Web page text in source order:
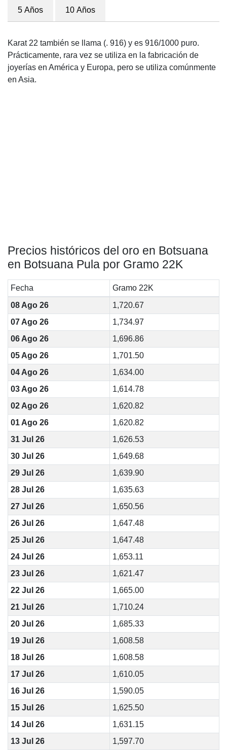
5 Años 10 Años
Karat 22 también se llama (. 916) y es 916/1000 puro.
Prácticamente, rara vez se utiliza en la fabricación de
joyerías en América y Europa, pero se utiliza comúnmente
en Asia.
Precios históricos del oro en Botsuana
en Botsuana Pula por Gramo 22K
Fecha
Gramo 22K
08 Ago 26
1,720.67
07 Ago 26
1,734.97
06 Ago 26
1,696.86
05 Ago 26
1,701.50
04 Ago 26
1,634.00
03 Ago 26
1,614.78
02 Ago 26
1,620.82
01 Ago 26
1,620.82
31 Jul 26
1,626.53
30 Jul 26
1,649.68
29 Jul 26
1,639.90
28 Jul 26
1,635.63
27 Jul 26
1,650.56
26 Jul 26
1,647.48
25 Jul 26
1,647.48
24 Jul 26
1,653.11
23 Jul 26
1,621.47
22 Jul 26
1,665.00
21 Jul 26
1,710.24
20 Jul 26
1,685.33
19 Jul 26
1,608.58
18 Jul 26
1,608.58
17 Jul 26
1,610.05
16 Jul 26
1,590.05
15 Jul 26
1,625.50
14 Jul 26
1,631.15
13 Jul 26
1,597.70